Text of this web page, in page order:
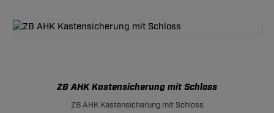
ZB AHK Kastensicherung mit Schloss
ZB AHK Kastensicherung mit Schloss